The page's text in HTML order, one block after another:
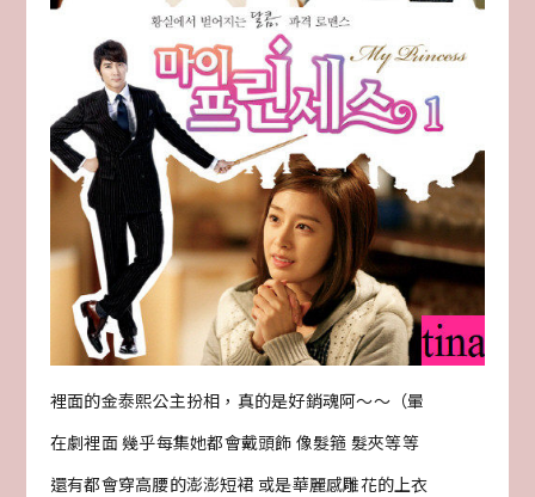
裡面的金泰熙公主扮相，真的是好銷魂阿～～（暈
在劇裡面 幾乎每集她都會戴頭飾 像髮箍 髮夾等等
還有都會穿高腰的澎澎短裙 或是華麗感雕花的上衣